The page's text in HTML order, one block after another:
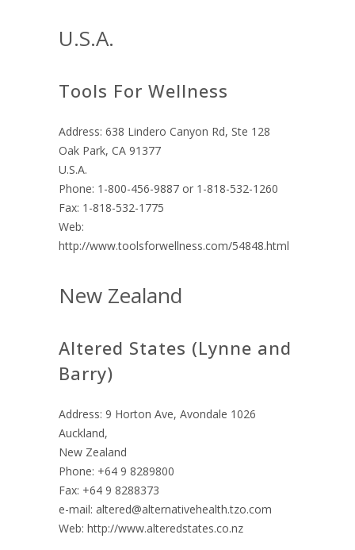
U.S.A.
Tools For Wellness
Address: 638 Lindero Canyon Rd, Ste 128
Oak Park, CA 91377
U.S.A.
Phone: 1-800-456-9887 or 1-818-532-1260
Fax: 1-818-532-1775
Web:
http://www.toolsforwellness.com/54848.html
New Zealand
Altered States (Lynne and
Barry)
Address: 9 Horton Ave, Avondale 1026
Auckland,
New Zealand
Phone: +64 9 8289800
Fax: +64 9 8288373
e-mail: altered@alternativehealth.tzo.com
Web: http://www.alteredstates.co.nz